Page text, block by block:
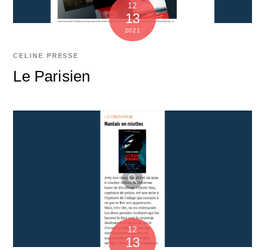
12
13
2021
Le Parisien
CELINE PRESSE
12
13